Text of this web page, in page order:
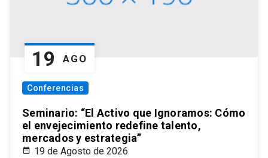
19 AGO
Conferencias
Seminario: “El Activo que Ignoramos: Cómo
el envejecimiento redefine talento,
mercados y estrategia”
19 de Agosto de 2026